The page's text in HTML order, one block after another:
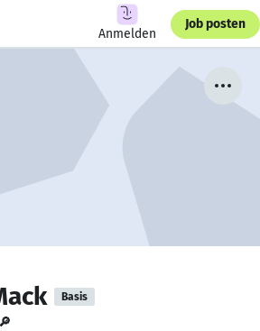
Anmelden
Job posten
Basis